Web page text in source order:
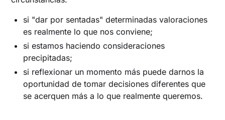
si "dar por sentadas" determinadas valoraciones
es realmente lo que nos conviene;
si estamos haciendo consideraciones
precipitadas;
si reflexionar un momento más puede darnos la
oportunidad de tomar decisiones diferentes que
se acerquen más a lo que realmente queremos.